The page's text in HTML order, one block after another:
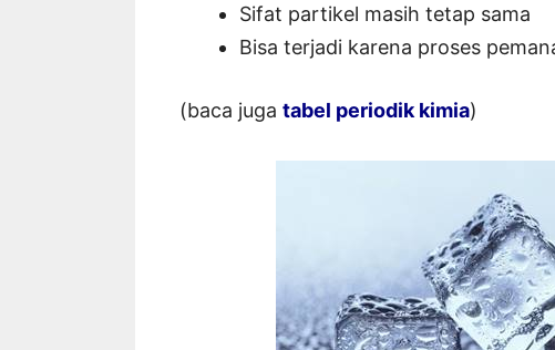
Sifat partikel masih tetap sama
Bisa terjadi karena proses
(baca juga tabel periodik kimia)